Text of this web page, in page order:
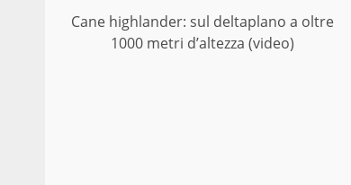
Cane highlander: sul deltaplano a oltre
1000 metri d’altezza (video)